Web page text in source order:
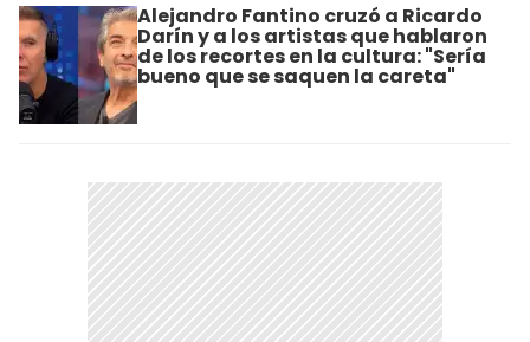
Alejandro Fantino cruzó a Ricardo
Darín y a los artistas que hablaron
de los recortes en la cultura: "Sería
bueno que se saquen la careta"